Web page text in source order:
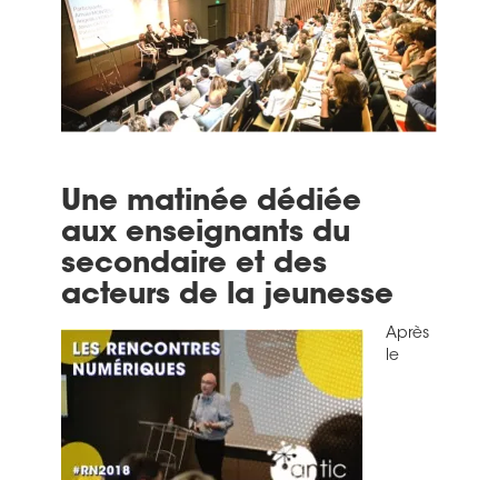
Une matinée dédiée
aux enseignants du
secondaire et des
acteurs de la jeunesse
Après
le